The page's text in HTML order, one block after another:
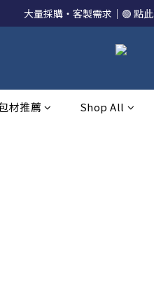
大量採購・客製需求｜🟢 點
材推薦 Shop All